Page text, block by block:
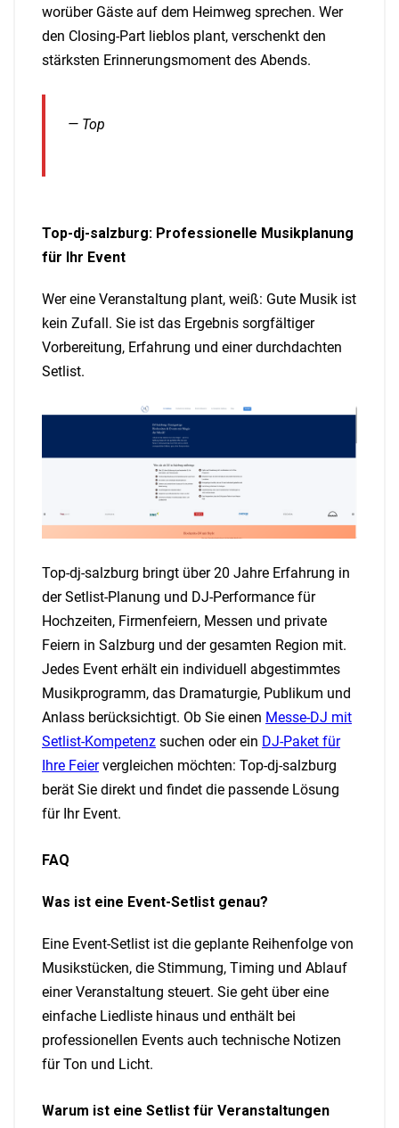
worüber Gäste auf dem Heimweg sprechen. Wer
den Closing-Part lieblos plant, verschenkt den
stärksten Erinnerungsmoment des Abends.
— Top
Top-dj-salzburg: Professionelle Musikplanung
für Ihr Event
Wer eine Veranstaltung plant, weiß: Gute Musik ist
kein Zufall. Sie ist das Ergebnis sorgfältiger
Vorbereitung, Erfahrung und einer durchdachten
Setlist.
Top-dj-salzburg bringt über 20 Jahre Erfahrung in
der Setlist-Planung und DJ-Performance für
Hochzeiten, Firmenfeiern, Messen und private
Feiern in Salzburg und der gesamten Region mit.
Jedes Event erhält ein individuell abgestimmtes
Musikprogramm, das Dramaturgie, Publikum und
Anlass berücksichtigt. Ob Sie einen Messe-DJ mit
Setlist-Kompetenz suchen oder ein DJ-Paket für
Ihre Feiervergleichen möchten: Top-dj-salzburg
berät Sie direkt und findet die passende Lösung
für Ihr Event.
FAQ
Was ist eine Event-Setlist genau?
Eine Event-Setlist ist die geplante Reihenfolge von
Musikstücken, die Stimmung, Timing und Ablauf
einer Veranstaltung steuert. Sie geht über eine
einfache Liedliste hinaus und enthält bei
professionellen Events auch technische Notizen
für Ton und Licht.
Warum ist eine Setlist für Veranstaltungen